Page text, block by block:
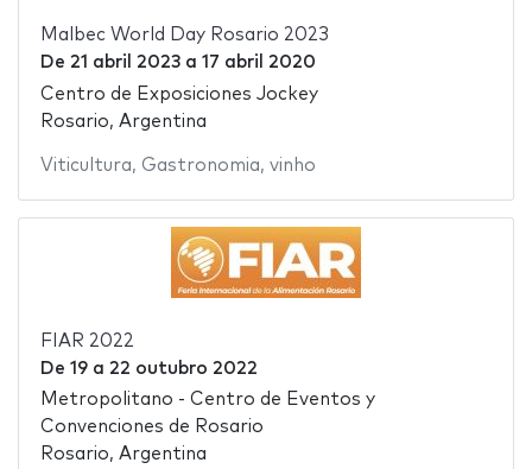
Malbec World Day Rosario 2023
De 21 abril 2023a 17 abril 2020
Centro de Exposiciones Jockey
Rosario, Argentina
Viticultura, Gastronomia, vinho
FIAR 2022
De 19a 22 outubro 2022
Metropolitano - Centro de Eventos y
Convenciones de Rosario
Rosario, Argentina